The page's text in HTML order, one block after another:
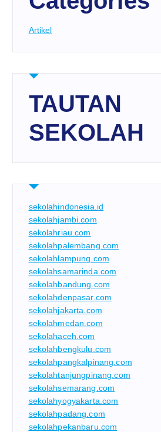
Artikel
TAUTAN
SEKOLAH
sekolahindonesia.id
sekolahjambi.com
sekolahriau.com
sekolahpalembang.com
sekolahlampung.com
sekolahsamarinda.com
sekolahbandung.com
sekolahdenpasar.com
sekolahjakarta.com
sekolahmedan.com
sekolahaceh.com
sekolahbengkulu.com
sekolahpangkalpinang.com
sekolahtanjungpinang.com
sekolahsemarang.com
sekolahyogyakarta.com
sekolahpadang.com
sekolahpekanbaru.com